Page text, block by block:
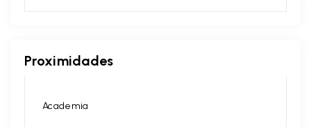
Proximidades
Academia